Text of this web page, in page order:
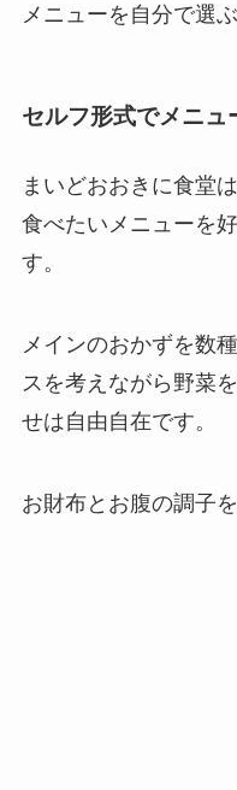
メニューを自分で選
セルフ形式でメニュ
まいどおおきに食堂
食べたいメニューを
す。
メインのおかずを数
スを考えながら野菜
せは自由自在です。
お財布とお腹の調子